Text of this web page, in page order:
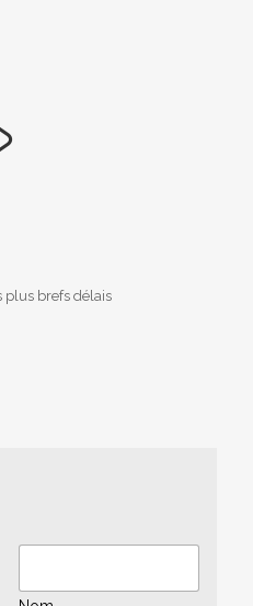
plus brefs délais